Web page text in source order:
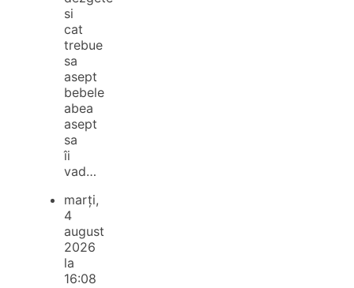
si
cat
trebue
sa
asept
bebele
abea
asept
sa
îi
vad…
marți,
4
august
2026
la
16:08